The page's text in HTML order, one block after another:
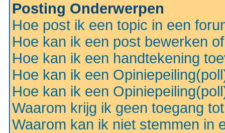
Posting Onderwerpen
Hoe post ik een topic in een
Hoe kan ik een post bewerken
Hoe kan ik een handtekening
Hoe kan ik een
Hoe kan ik een
Waarom krijg ik geen toegang
Waarom kan ik niet stemmen in